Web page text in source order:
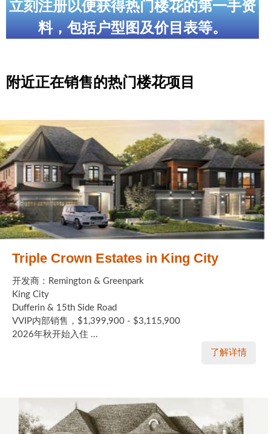
立刻注册以便获得热门楼花的第一手资
料，包括户型图及价目表等。
附近正在销售的热门楼花项目
Triple Crown Estates in King City
开发商：Remington & Greenpark
King City
Dufferin & 15th Side Road
VVIP内部销售，$1,399,900 - $3,115,900
2026年秋开始入住 ...
了解详情